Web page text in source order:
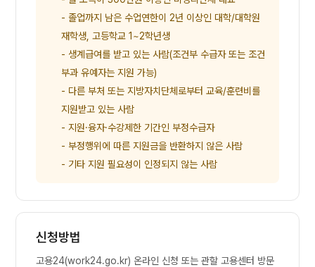
- 졸업까지 남은 수업연한이 2년 이상인 대학/대학원
재학생, 고등학교 1~2학년생
- 생계급여를 받고 있는 사람(조건부 수급자 또는 조건
부과 유예자는 지원 가능)
- 다른 부처 또는 지방자치단체로부터 교육/훈련비를
지원받고 있는 사람
- 지원·융자·수강제한 기간인 부정수급자
- 부정행위에 따른 지원금을 반환하지 않은 사람
- 기타 지원 필요성이 인정되지 않는 사람
신청방법
고용24(work24.go.kr) 온라인 신청 또는 관할 고용센터 방문